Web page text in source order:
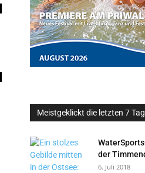
Meistgeklickt die letzten 7
der
6. Juli 2018